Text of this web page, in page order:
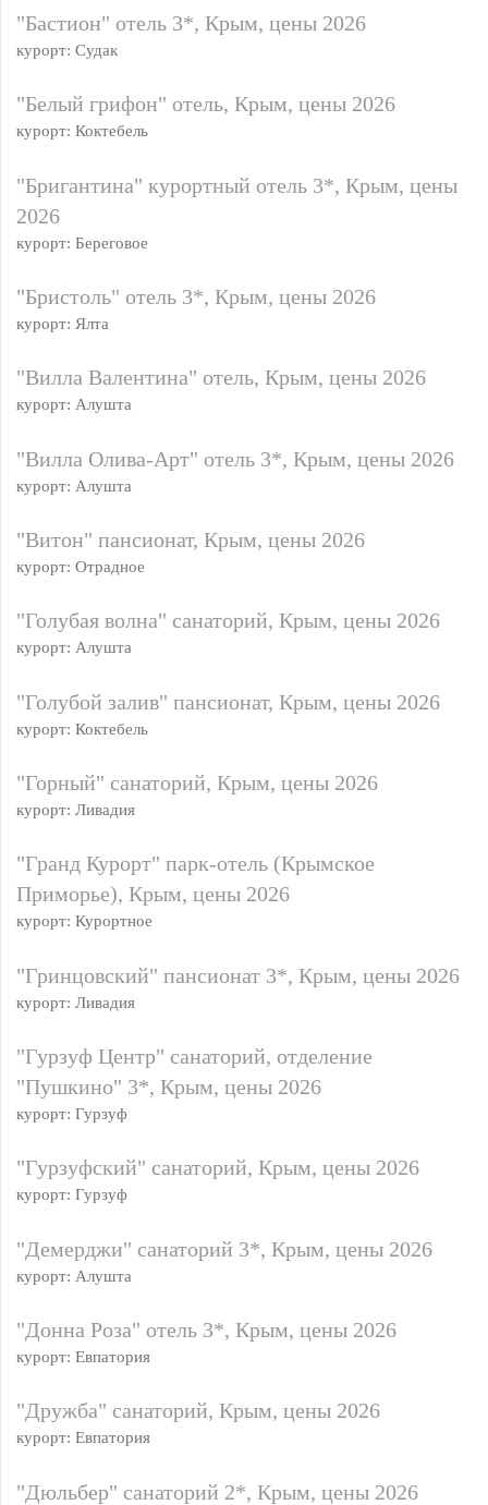
"Бастион" отель 3*, Крым, цены 2026
курорт: Судак
"Белый грифон" отель, Крым, цены 2026
курорт: Коктебель
"Бригантина" курортный отель 3*, Крым, цены
2026
курорт: Береговое
"Бристоль" отель 3*, Крым, цены 2026
курорт: Ялта
"Вилла Валентина" отель, Крым, цены 2026
курорт: Алушта
"Вилла Олива-Арт" отель 3*, Крым, цены 2026
курорт: Алушта
"Витон" пансионат, Крым, цены 2026
курорт: Отрадное
"Голубая волна" санаторий, Крым, цены 2026
курорт: Алушта
"Голубой залив" пансионат, Крым, цены 2026
курорт: Коктебель
"Горный" санаторий, Крым, цены 2026
курорт: Ливадия
"Гранд Курорт" парк-отель (Крымское
Приморье), Крым, цены 2026
курорт: Курортное
"Гринцовский" пансионат 3*, Крым, цены 2026
курорт: Ливадия
"Гурзуф Центр" санаторий, отделение
"Пушкино" 3*, Крым, цены 2026
курорт: Гурзуф
"Гурзуфский" санаторий, Крым, цены 2026
курорт: Гурзуф
"Демерджи" санаторий 3*, Крым, цены 2026
курорт: Алушта
"Донна Роза" отель 3*, Крым, цены 2026
курорт: Евпатория
"Дружба" санаторий, Крым, цены 2026
курорт: Евпатория
"Дюльбер" санаторий 2*, Крым, цены 2026